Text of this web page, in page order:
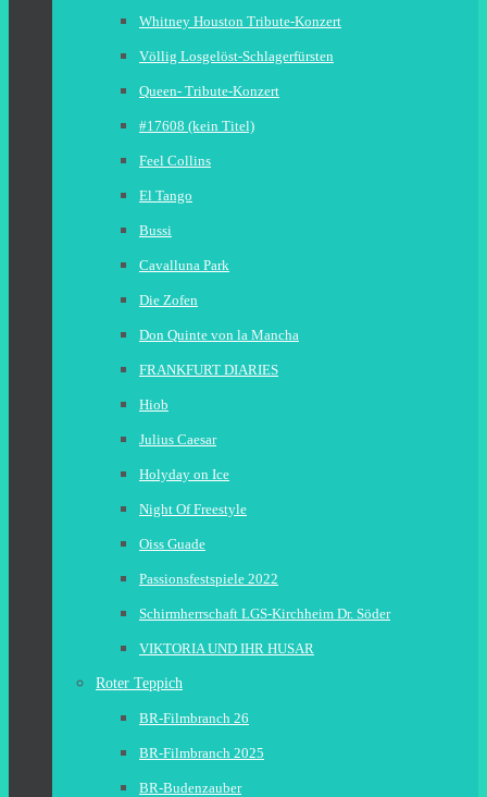
Whitney Houston Tribute-Konzert
Völlig Losgelöst-Schlagerfürsten
Queen- Tribute-Konzert
#17608 (kein Titel)
Feel Collins
El Tango
Bussi
Cavalluna Park
Die Zofen
Don Quinte von la Mancha
FRANKFURT DIARIES
Hiob
Julius Caesar
Holyday on Ice
Night Of Freestyle
Oiss Guade
Passionsfestspiele 2022
Schirmherrschaft LGS-Kirchheim Dr. Söder
VIKTORIA UND IHR HUSAR
Roter Teppich
BR-Filmbranch 26
BR-Filmbranch 2025
BR-Budenzauber